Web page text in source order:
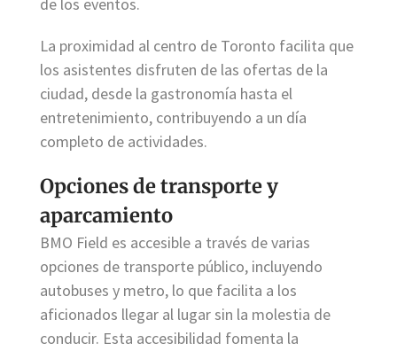
La proximidad al centro de Toronto facilita que
los asistentes disfruten de las ofertas de la
ciudad, desde la gastronomía hasta el
entretenimiento, contribuyendo a un día
completo de actividades.
Opciones de transporte y
aparcamiento
BMO Field es accesible a través de varias
opciones de transporte público, incluyendo
autobuses y metro, lo que facilita a los
aficionados llegar al lugar sin la molestia de
conducir. Esta accesibilidad fomenta la